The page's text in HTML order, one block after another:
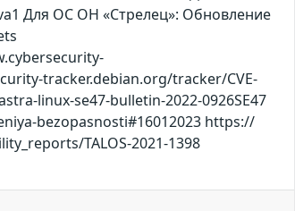
Для ОС ОН «Стрелец»: Обновление
tracker.debian.org/tracker/CVE-
linux-se47-bulletin-2022-0926SE47
bezopasnosti#16012023 https://
TALOS-2021-1398